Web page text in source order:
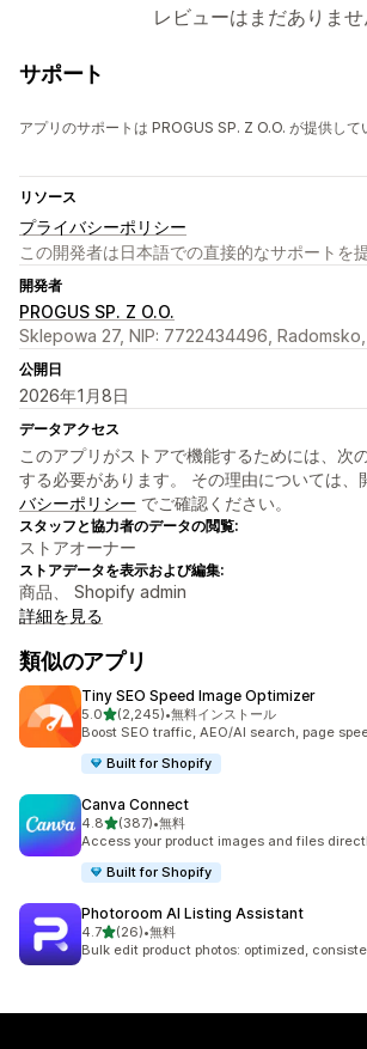
レビューはまだありませ
サポート
アプリのサポートは PROGUS SP. Z O.O. が提供して
リソース
プライバシーポリシー
この開発者は日本語での直接的なサポートを
開発者
PROGUS SP. Z O.O.
Sklepowa 27, NIP: 7722434496,
公開日
2026年1月8日
データアクセス
このアプリがストアで機能するためには、次
する必要があります。 その理由については、
バシーポリシー でご確認ください。
スタッフと協力者のデータの閲覧:
ストアオーナー
ストアデータを表示および編集:
商品、 Shopify admin
詳細を見る
類似のアプリ
Tiny SEO Speed Image Optimizer
5.05つ星中
(2,245)
合計レビュー数：2245件
•無料インストール
Boost SEO traffic, AEO/AI search, page
Built for Shopify
Canva Connect
4.85つ星中
(387)
合計レビュー数：387件
•無料
Access your product images and files
Built for Shopify
Photoroom AI Listing Assistant
4.75つ星中
(26)
合計レビュー数：26件
•無料
Bulk edit product photos: optimized,